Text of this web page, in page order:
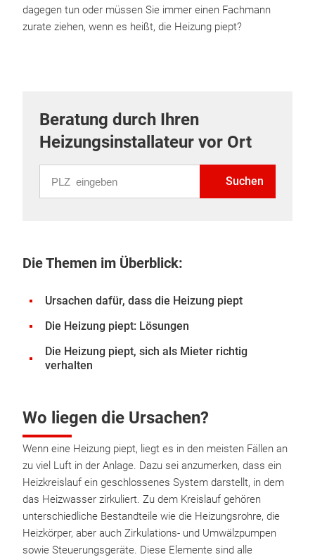
dagegen tun oder müssen Sie immer einen Fachmann
zurate ziehen, wenn es heißt, die Heizung piept?
Beratung durch Ihren
Heizungsinstallateur vor Ort
Suchen
Die Themen im Überblick:
Ursachen dafür, dass die Heizung piept
Die Heizung piept: Lösungen
Die Heizung piept, sich als Mieter richtig
verhalten
Wo liegen die Ursachen?
Wenn eine Heizung piept, liegt es in den meisten Fällen an
zu viel Luft in der Anlage. Dazu sei anzumerken, dass ein
Heizkreislauf ein geschlossenes System darstellt, in dem
das Heizwasser zirkuliert. Zu dem Kreislauf gehören
unterschiedliche Bestandteile wie die Heizungsrohre, die
Heizkörper, aber auch Zirkulations- und Umwälzpumpen
sowie Steuerungsgeräte. Diese Elemente sind alle